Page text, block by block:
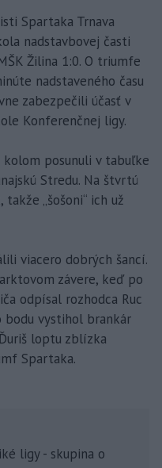
Spartaka Trnava
nadstavbovej časti
Žilina 1:0. O triumfe
nadstaveného času
zabezpečili účasť v
Konferenčnej ligy.
kolom posunuli v tabuľke
Stredu. Na štvrtú
„šošoni“ ich už
viacero dobrých šancí.
závere, keď po
odpísal rozhodca Ruc
bodu vystihol brankár
loptu zblízka
Spartaka.
ligy - skupina o